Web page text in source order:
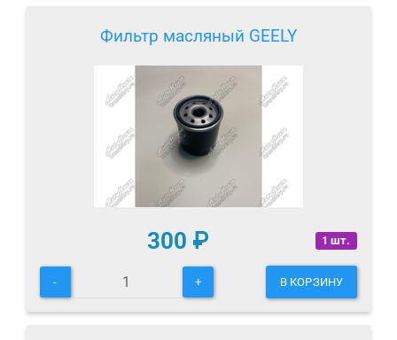
Фильтр масляный GEELY
1 шт.
300 ₽
- + В КОРЗИНУ